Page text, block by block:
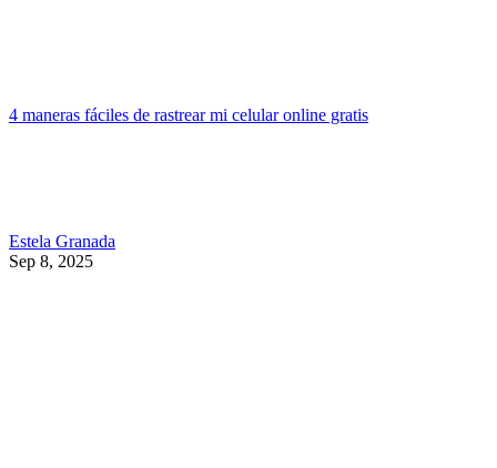
4 maneras fáciles de rastrear mi celular online gratis
Estela Granada
Sep 8, 2025